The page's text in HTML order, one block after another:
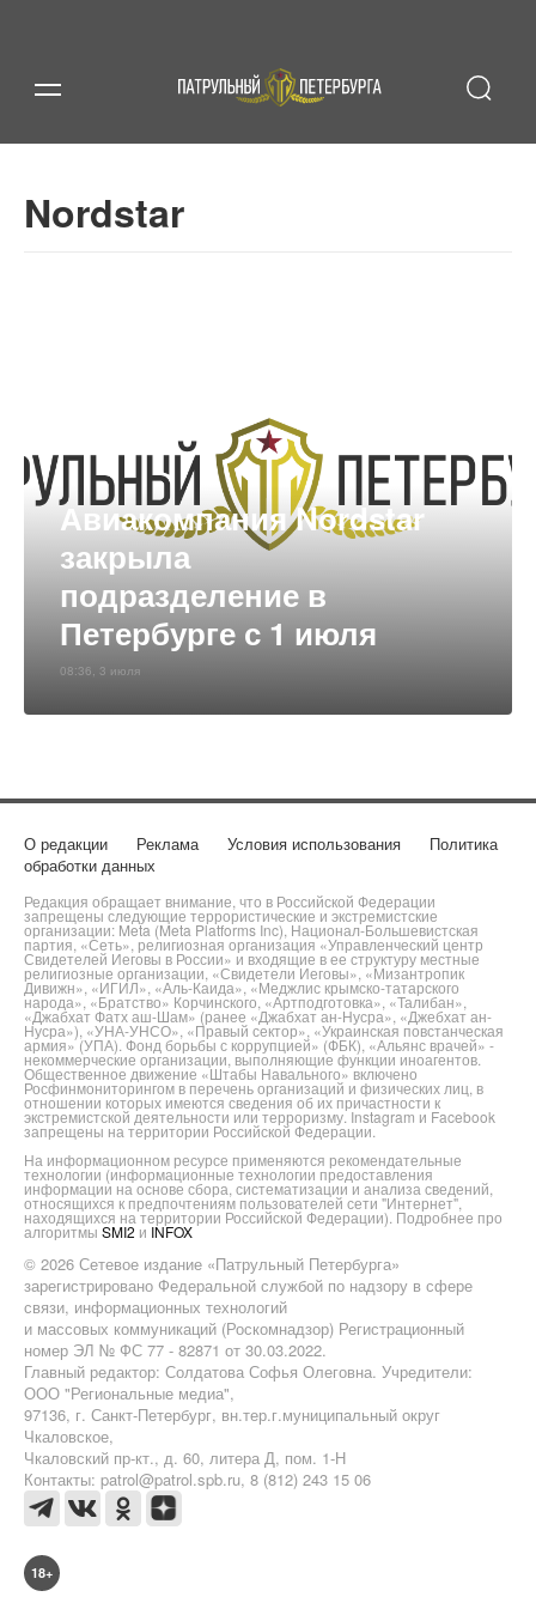
Nordstar
Авиакомпания Nordstar
закрыла
подразделение в
Петербурге с 1 июля
08:36, 3 июля
О редакции Реклама Условия использования
Политика
обработки данных
Редакция обращает внимание, что в Российской Федерации
запрещены следующие террористические и экстремистские
организации: Meta (Meta Platforms Inc), Национал-Большевистская
партия, «Сеть», религиозная организация «Управленческий центр
Свидетелей Иеговы в России» и входящие в ее структуру местные
религиозные организации, «Свидетели Иеговы», «Мизантропик
Дивижн», «ИГИЛ», «Аль-Каида», «Меджлис крымско-татарского
народа», «Братство» Корчинского, «Артподготовка», «Талибан»,
«Джабхат Фатх аш-Шам» (ранее «Джабхат ан-Нусра», «Джебхат ан-
Нусра»), «УНА-УНСО», «Правый сектор», «Украинская повстанческая
армия» (УПА). Фонд борьбы с коррупцией» (ФБК), «Альянс врачей» -
некоммерческие организации, выполняющие функции иноагентов.
Общественное движение «Штабы Навального» включено
Росфинмониторингом в перечень организаций и физических лиц, в
отношении которых имеются сведения об их причастности к
экстремистской деятельности или терроризму. Instagram и Facebook
запрещены на территории Российской Федерации.
На информационном ресурсе применяются рекомендательные
технологии (информационные технологии предоставления
информации на основе сбора, систематизации и анализа сведений,
относящихся к предпочтениям пользователей сети "Интернет",
находящихся на территории Российской Федерации). Подробнее про
алгоритмы SMI2 и INFOX
© 2026 Сетевое издание «Патрульный Петербурга»
зарегистрировано Федеральной службой по надзору в сфере
связи, информационных технологий
и массовых коммуникаций (Роскомнадзор) Регистрационный
номер ЭЛ № ФС 77 - 82871 от 30.03.2022.
Главный редактор: Солдатова Софья Олеговна. Учредители:
ООО "Региональные медиа",
97136, г. Санкт-Петербург, вн.тер.г.муниципальный округ
Чкаловское,
Чкаловский пр-кт., д. 60, литера Д, пом. 1-Н
Контакты: patrol@patrol.spb.ru, 8 (812) 243 15 06
18+